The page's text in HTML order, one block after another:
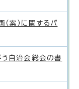
案）に関するパ
自治会総会の書